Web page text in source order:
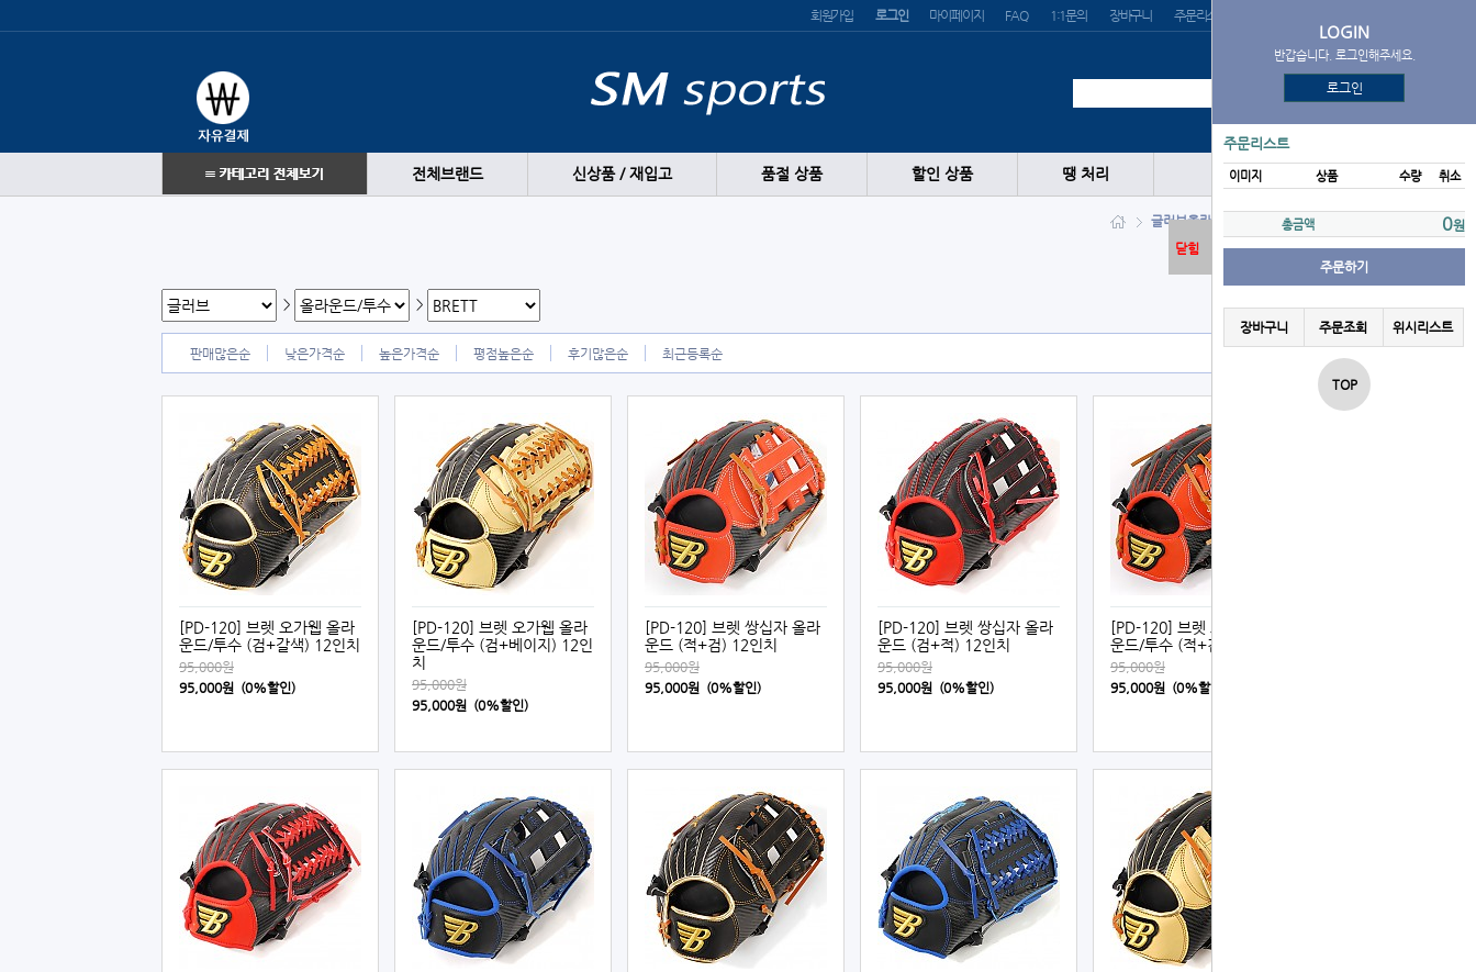
회원가입 로그인 마이페이지 FAQ 1:1문의 장바구니 주문리스트
전체브랜드 신상품 / 재입고 품절 상품 할인 상품 땡 처리
글러브올라운드/투수 BRETT
LOGIN
반갑습니다. 로그인해주세요.
로그인
주문리스트
이미지 상품 수량 취소
총금액 0원
주문하기
장바구니 주문조회 위시리스트
TOP
닫힘
> >
판매많은순 낮은가격순 높은가격순 평점높은순 후기많은순 최근등록순
[PD-120] 브렛 오가웹 올라
운드/투수 (검+갈색) 12인치
95,000원
95,000원 (0%할인)
[PD-120] 브렛 오가웹 올라
운드/투수 (검+베이지) 12인
치
95,000원
95,000원 (0%할인)
[PD-120] 브렛 쌍십자 올라
운드 (적+검) 12인치
95,000원
95,000원 (0%할인)
[PD-120] 브렛 쌍십자 올라
운드 (검+적) 12인치
95,000원
95,000원 (0%할인)
[PD-120] 브렛 오가웹 올라
운드/투수 (적+검) 12인치
95,000원
95,000원 (0%할인)